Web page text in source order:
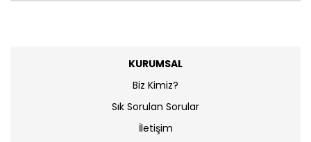
KURUMSAL
Biz Kimiz?
Sık Sorulan Sorular
İletişim